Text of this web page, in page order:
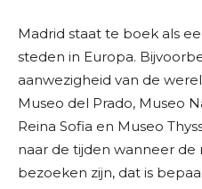
Madrid staat te boek als
steden in Europa.
aanwezigheid van de
Museo del Prado, Museo
Reina Sofia en Museo
naar de tijden wanneer de
bezoeken zijn, dat is